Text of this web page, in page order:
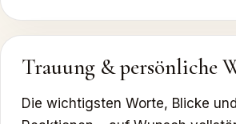
Trauung & persönliche
Die wichtigsten Worte, Blicke und